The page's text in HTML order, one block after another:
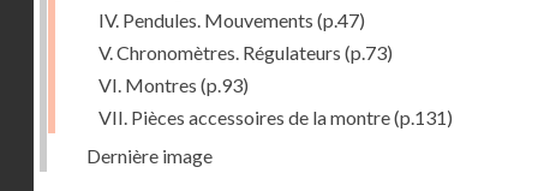
IV. Pendules. Mouvements (p.47)
V. Chronomètres. Régulateurs (p.73)
VI. Montres (p.93)
VII. Pièces accessoires de la montre(p.131)
Dernière image